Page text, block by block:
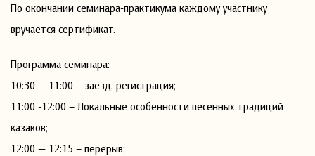
По окончании семинара-практикума каждому участнику
вручается сертификат.
Программа семинара:
10:30 — 11:00 – заезд, регистрация;
11:00 -12:00 – Локальные особенности песенных традиций
казаков;
12:00 — 12:15 – перерыв;